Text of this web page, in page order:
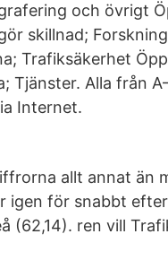
och övrigt
skillnad;
Trafiksäkerhet
Tjänster. Alla från
Internet.
allt annat än
för snabbt
(62,14). ren vill